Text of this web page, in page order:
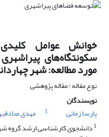
خوانش عوامل
سکونتگاه‌های
مورد مطالعه: شهر
نوع مقاله : مقاله پژوهشی
نویسندگان
پارسا زمانی
1 مهدی
1 دانشجوی کارشناسی ارشد گروه